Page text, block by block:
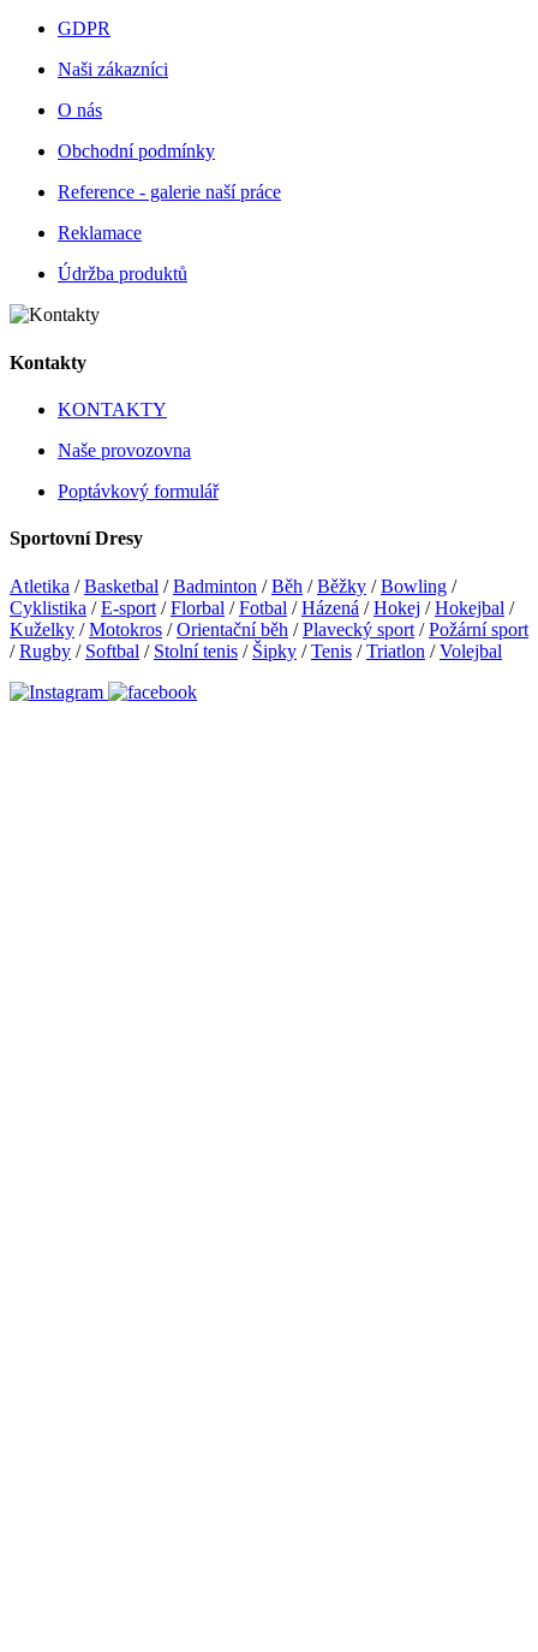
GDPR
Naši zákazníci
O nás
Obchodní podmínky
Reference - galerie naší práce
Reklamace
Údržba produktů
Kontakty
KONTAKTY
Naše provozovna
Poptávkový formulář
Sportovní Dresy
Atletika /Basketbal /Badminton /Běh /Běžky /Bowling /
Cyklistika /E-sport /Florbal /Fotbal /Házená /Hokej /Hokejbal /
Kuželky /Motokros /Orientační běh /Plavecký sport /Požární sport
/Rugby / Softbal / Stolní tenis / Šipky /Tenis /Triatlon /Volejbal